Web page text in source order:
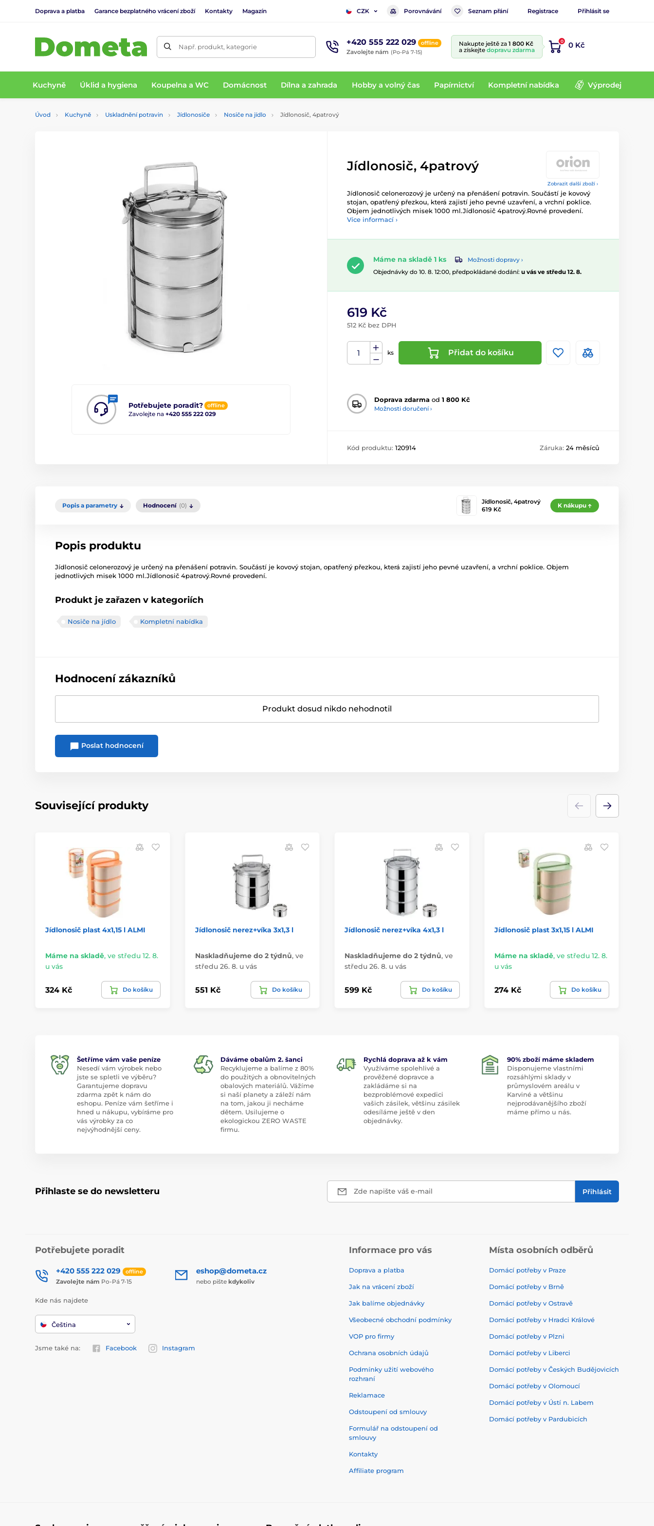
Doprava a platba Garance bezplatného vrácení zboží Kontakty Magazín CZK Porovnávání Seznam přání Registrace Přihlásit se
Např. produkt, kategorie +420 555 222 029 offline
Zavolejte nám (Po-Pá 7-15)
Nakupte ještě za 1 800 Kč
a získejte dopravu zdarma
0 0 Kč
Kuchyně Úklid a hygiena Koupelna a WC Domácnost Dílna a zahrada Hobby a volný čas Papírnictví Kompletní nabídka Výprodej
Úvod Kuchyně Uskladnění potravin Jídlonosiče Nosiče na jídlo Jídlonosič, 4patrový
Zobrazit další zboží ›
Potřebujete poradit? offline
Zavolejte na +420 555 222 029
Jídlonosič, 4patrový
Jídlonosič celonerozový je určený na přenášení potravin. Součástí je kovový
stojan, opatřený přezkou, která zajistí jeho pevné uzavření, a vrchní poklice.
Objem jednotlivých misek 1000 ml.Jídlonosič 4patrový.Rovné provedení.
Více informací ›
Máme na skladě 1 ks
Možnosti dopravy ›
Objednávky do 10. 8. 12:00, předpokládané dodání: u vás ve středu 12. 8.
619 Kč
512 Kč bez DPH
ks Přidat do košíku
Doprava zdarma od 1 800 Kč
Možnosti doručení ›
Kód produktu: 120914 Záruka: 24 měsíců
Popis a parametry Hodnocení (0)
Jídlonosič, 4patrový
619 Kč
K nákupu
Popis produktu
Jídlonosič celonerozový je určený na přenášení potravin. Součástí je kovový stojan, opatřený přezkou, která zajistí jeho pevné uzavření, a vrchní poklice. Objem
jednotlivých misek 1000 ml.Jídlonosič 4patrový.Rovné provedení.
Produkt je zařazen v kategoriích
Nosiče na jídlo Kompletní nabídka
Hodnocení zákazníků
Produkt dosud nikdo nehodnotil
Poslat hodnocení
Související produkty
Jídlonosič plast 4x1,15 l ALMI
Máme na skladě, ve středu 12. 8.
u vás
324 Kč Do košíku
Jídlonosič nerez+víka 3x1,3 l
Naskladňujeme do 2 týdnů, ve
středu 26. 8. u vás
551 Kč Do košíku
Jídlonosič nerez+víka 4x1,3 l
Naskladňujeme do 2 týdnů, ve
středu 26. 8. u vás
599 Kč Do košíku
Jídlonosič plast 3x1,15 l ALMI
Máme na skladě, ve středu 12. 8.
u vás
274 Kč Do košíku
Šetříme vám vaše peníze
Nesedí vám výrobek nebo
jste se spletli ve výběru?
Garantujeme dopravu
zdarma zpět k nám do
eshopu. Peníze vám šetříme i
hned u nákupu, vybíráme pro
vás výrobky za co
nejvýhodnější ceny.
Dáváme obalům 2. šanci
Recyklujeme a balíme z 80%
do použitých a obnovitelných
obalových materiálů. Vážíme
si naší planety a záleží nám
na tom, jakou ji necháme
dětem. Usilujeme o
ekologickou ZERO WASTE
firmu.
Rychlá doprava až k vám
Využíváme spolehlivé a
prověžené dopravce a
zakládáme si na
bezproblémové expedici
vašich zásilek, většinu zásilek
odesíláme ještě v den
objednávky.
90% zboží máme skladem
Disponujeme vlastními
rozsáhlými sklady v
průmyslovém areálu v
Karviné a většinu
nejprodávanějšího zboží
máme přímo u nás.
Přihlaste se do newsletteru Zde napište váš e-mail Přihlásit
Potřebujete poradit
+420 555 222 029 offline
Zavolejte nám Po-Pá 7-15
eshop@dometa.cz
nebo pište kdykoliv
Kde nás najdete
Čeština
Jsme také na: Facebook Instagram
Informace pro vás
Doprava a platba
Jak na vrácení zboží
Jak balíme objednávky
Všeobecné obchodní podmínky
VOP pro firmy
Ochrana osobních údajů
Podmínky užití webového
rozhraní
Reklamace
Odstoupení od smlouvy
Formulář na odstoupení od
smlouvy
Kontakty
Affiliate program
Místa osobních odběrů
Domácí potřeby v Praze
Domácí potřeby v Brně
Domácí potřeby v Ostravě
Domácí potřeby v Hradci Králové
Domácí potřeby v Plzni
Domácí potřeby v Liberci
Domácí potřeby v Českých Budějovicích
Domácí potřeby v Olomoucí
Domácí potřeby v Ústí n. Labem
Domácí potřeby v Pardubicích